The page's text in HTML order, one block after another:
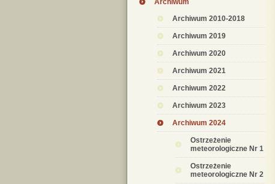
Archiwum
Archiwum 2010-2018
Archiwum 2019
Archiwum 2020
Archiwum 2021
Archiwum 2022
Archiwum 2023
Archiwum 2024
Ostrzeżenie
meteorologiczne Nr 1
Ostrzeżenie
meteorologiczne Nr 2